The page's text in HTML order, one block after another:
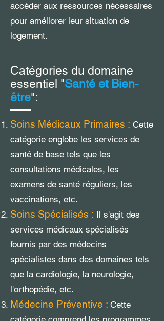
accéder aux ressources nécessaires
pour améliorer leur situation de
logement.
Catégories du domaine
essentiel "Santé et Bien-
être":
Soins Médicaux Primaires : Cette
catégorie englobe les services de
santé de base tels que les
consultations médicales, les
examens de santé réguliers, les
vaccinations, etc.
Soins Spécialisés : Il s'agit des
services médicaux spécialisés
fournis par des médecins
spécialistes dans des domaines tels
que la cardiologie, la neurologie,
l'orthopédie, etc.
Médecine Préventive : Cette